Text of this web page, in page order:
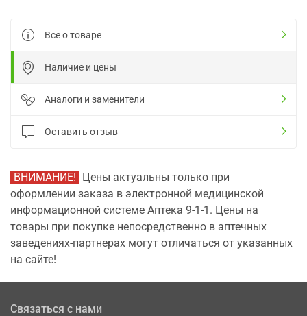
Все о товаре
Наличие и цены
Аналоги и заменители
Оставить отзыв
ВНИМАНИЕ! Цены актуальны только при
оформлении заказа в электронной медицинской
информационной системе Аптека 9-1-1. Цены на
товары при покупке непосредственно в аптечных
заведениях-партнерах могут отличаться от указанных
на сайте!
Связаться с нами